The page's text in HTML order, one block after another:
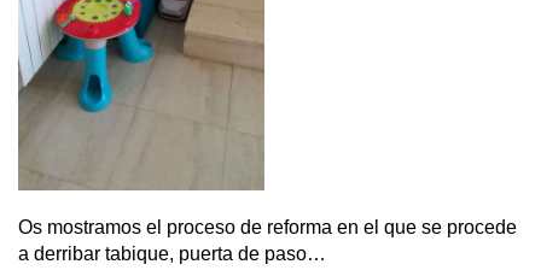
Os mostramos el proceso de reforma en el que se procede
a derribar tabique, puerta de paso…